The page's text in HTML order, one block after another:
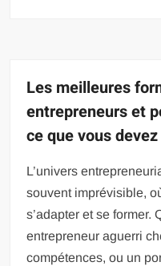
Les meilleures
entrepreneurs et
ce que vous
L’univers
souvent imprévisible,
s’adapter et se former.
entrepreneur aguerri
compétences, ou un